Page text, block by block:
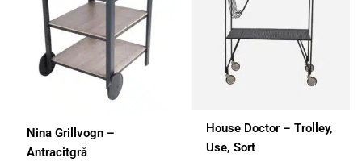
Nina Grillvogn –
Antracitgrå
House Doctor – Trolley,
Use, Sort